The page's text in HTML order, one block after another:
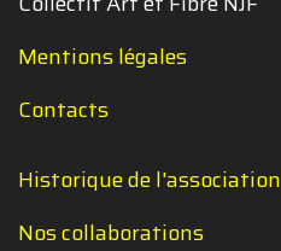
Mentions légales
Contacts
Historique de l'association
Nos collaborations